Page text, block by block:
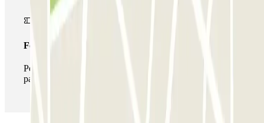
Forfait illimité
Pendant votre séjour, vous pouvez entrer et sortir du
parking aussi souvent que vous le souhaitez.